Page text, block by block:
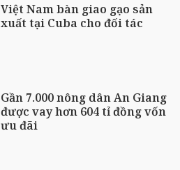
Việt Nam bàn giao gạo sản
xuất tại Cuba cho đối tác
Gần 7.000 nông dân An Giang
được vay hơn 604 tỉ đồng vốn
ưu đãi